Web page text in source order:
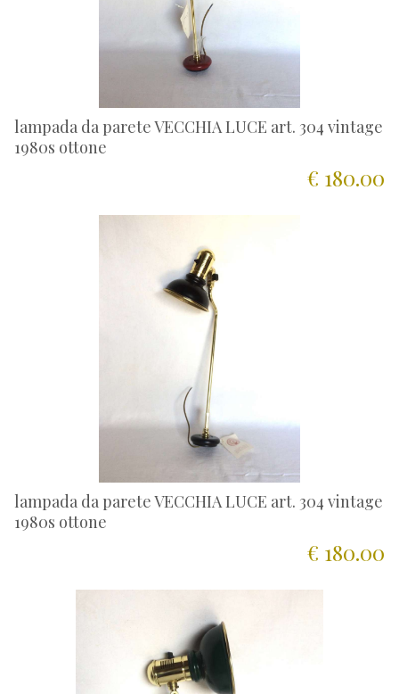
lampada da parete VECCHIA LUCE art. 304 vintage
1980s ottone
€ 180.00
lampada da parete VECCHIA LUCE art. 304 vintage
1980s ottone
€ 180.00